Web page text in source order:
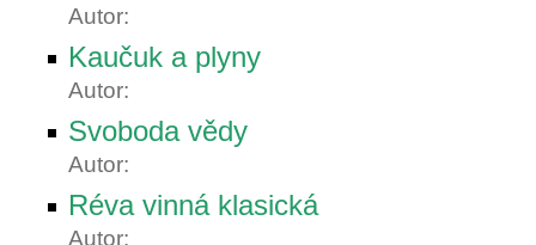
Autor:
Kaučuk a plyny
Autor:
Svoboda vědy
Autor:
Réva vinná klasická
Autor: